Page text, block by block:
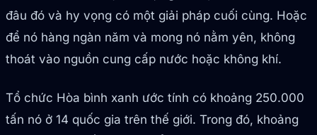
đâu đó và hy vọng có một giải pháp cuối cùng. Hoặc
để nó hàng ngàn năm và mong nó nằm yên, không
thoát vào nguồn cung cấp nước hoặc không khí.
Tổ chức Hòa bình xanh ước tính có khoảng 250.000
tấn nó ở 14 quốc gia trên thế giới. Trong đó, khoảng